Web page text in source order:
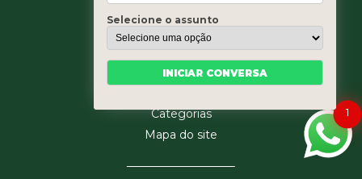
Home
Quem somos
Serviços
Blog
Categorias
Mapa do site
1
Selecione o assunto
INICIAR CONVERSA